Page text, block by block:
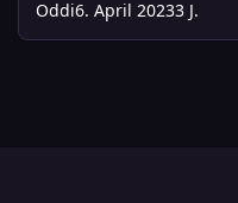
Oddi6. April 20233 J.